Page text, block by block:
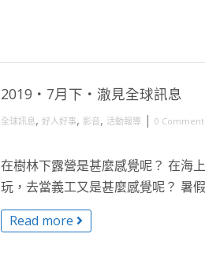
2019・7月下・澈見全球訊息
全球訊息, 好人好事, 影音, 活動報導 | 0
在樹林下露營是甚麼感覺呢？ 在海
玩，去當義工又是甚麼感覺呢？ 暑
Read more